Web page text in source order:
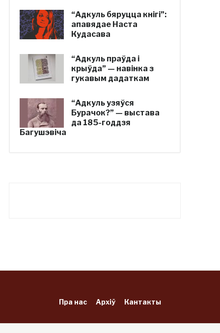
“Адкуль бяруцца кнігі”:
апавядае Наста
Кудасава
“Адкуль праўда і
крыўда” — навінка з
гукавым дадаткам
“Адкуль узяўся
Бурачок?” — выстава
да 185-годдзя
Багушэвіча
Пра нас Архіў Кантакты